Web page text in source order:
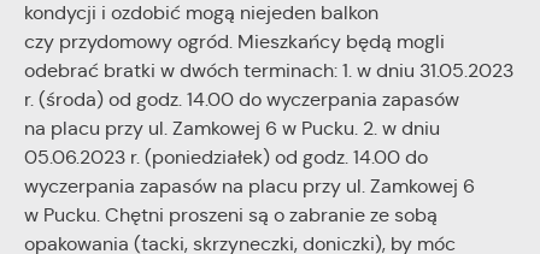
kondycji i ozdobić mogą niejeden balkon
czy przydomowy ogród. Mieszkańcy będą mogli
odebrać bratki w dwóch terminach: 1. w dniu 31.05.2023
r. (środa) od godz. 14.00 do wyczerpania zapasów
na placu przy ul. Zamkowej 6 w Pucku. 2. w dniu
05.06.2023 r. (poniedziałek) od godz. 14.00 do
wyczerpania zapasów na placu przy ul. Zamkowej 6
w Pucku. Chętni proszeni są o zabranie ze sobą
opakowania (tacki, skrzyneczki, doniczki), by móc
częstotliwości, z jaką odwiedzane są nasze serwisy www.
Dane pozwalają nam na ocenę naszych serwisów
internetowych pod względem ich popularności wśród
użytkowników. Zgromadzone informacje są przetwarzane w
formie zanonimizowanej. Wyrażenie zgody na analityczne pliki
cookies gwarantuje dostępność wszystkich funkcjonalności.
Reklamowe
Dzięki reklamowym plikom cookies prezentujemy Ci
najciekawsze informacje i aktualności na stronach naszych
partnerów.
Promocyjne pliki cookies służą do prezentowania Ci naszych
komunikatów na podstawie analizy Twoich upodobań oraz
Twoich zwyczajów dotyczących przeglądanej witryny
internetowej. Treści promocyjne mogą pojawić się na
Więcej